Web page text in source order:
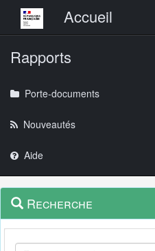
Menu principalAccueil
Rapports
Porte-documents
Nouveautés
Aide
Navigation
outils
Menu
contextuel
Recherche